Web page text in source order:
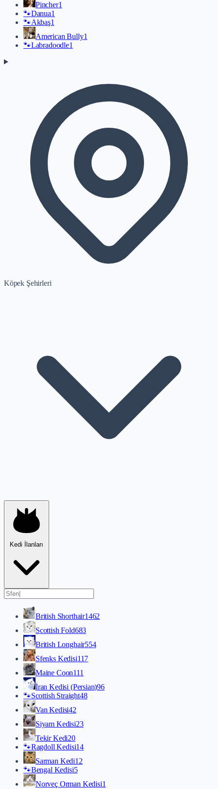
Pincher1
🐾Danua1
🐾Akbaş1
American Bully1
🐾Labradoodle1
Köpek Şehirleri
Kedi İlanları
British Shorthair1462
Scottish Fold683
British Longhair554
Sfenks Kedisi117
Maine Coon111
İran Kedisi (Persian)96
🐾Scottish Straight48
Van Kedisi42
Siyam Kedisi23
Tekir Kedi20
🐾Ragdoll Kedisi14
Sarman Kedi12
🐾Bengal Kedisi5
Norveç Orman Kedisi1